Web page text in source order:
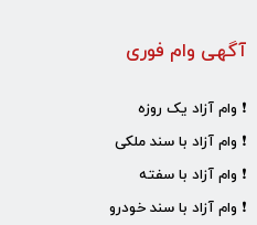
آگهی وام فوری
❗ وام آزاد یک روزه
❗ وام آزاد با سند ملکی
❗ وام آزاد با سفته
❗ وام آزاد با سند خودرو